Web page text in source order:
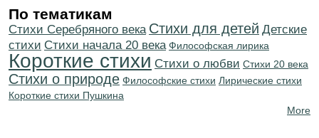
По тематикам
Cтихи Серебряного века Стихи для детей Детские
стихи Cтихи начала 20 века Философская лирика
Короткие стихи Стихи о любви Стихи 20 века
Стихи о природе Философские стихи Лирические стихи
Короткие стихи Пушкина
More